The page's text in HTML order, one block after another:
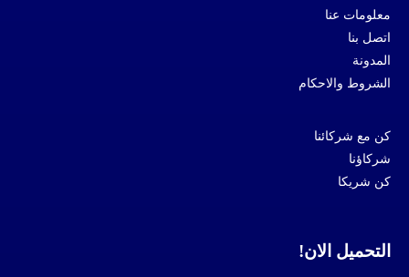
معلومات عنا
اتصل بنا
المدونة
الشروط والاحكام
كن مع شركائنا
شركاؤنا
كن شريكا
التحميل الان!